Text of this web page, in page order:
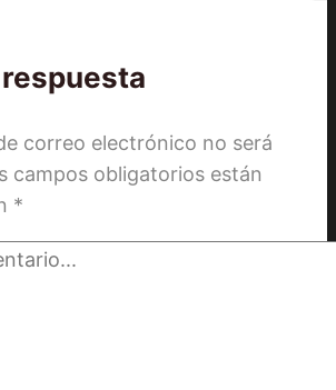
correo electrónico no será
campos obligatorios están
*